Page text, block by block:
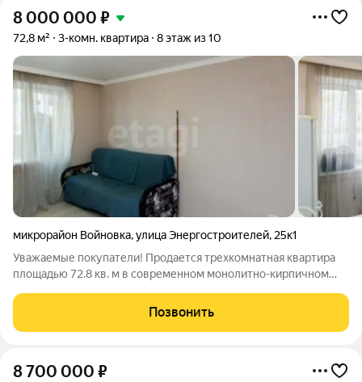
8 000 000 ₽
72,8 м² 3-комн. квартира 8 этаж из 10
микрорайон Войновка,улица Энергостроителей, 25к1
Уважаемые покупатели! Продается трехкомнатная квартира
площадью 72.8 кв. м в современном монолитно-кирпичном
внутридворовом пространстве. Объект отличается
рациональной планировкой «распашонка»,
Позвонить
8 700 000 ₽